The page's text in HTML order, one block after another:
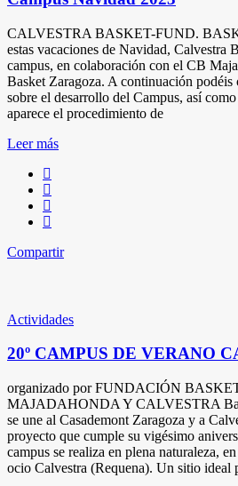
CALVESTRA BASKET-FUND.
estas vacaciones de Navidad, Calvestra
campus, en colaboración con el CB
Basket Zaragoza. A continuación
sobre el desarrollo del Campus, así
aparece el procedimiento de
Leer más
Compartir
Actividades
20º CAMPUS DE VERANO
organizado por FUNDACIÓN
MAJADAHONDA Y CALVESTRA
se une al Casademont Zaragoza y a
proyecto que cumple su vigésimo
campus se realiza en plena naturaleza,
ocio Calvestra (Requena). Un sitio ideal